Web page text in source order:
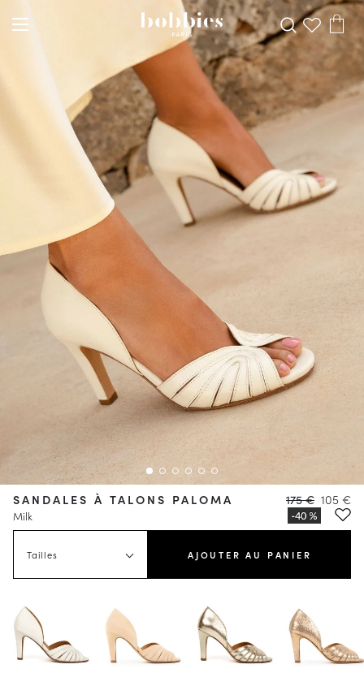
SANDALES À TALONS PALOMA
Milk
175 € 105 €
Tailles AJOUTER AU PANIER